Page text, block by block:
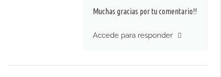
Muchas gracias por tu comentario!!
Accede para responder